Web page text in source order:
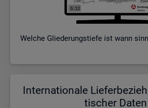
Wel­che Glie­de­rungs­tie­fe ist wann
In­ter­na­tio­na­le
ti­scher Daten